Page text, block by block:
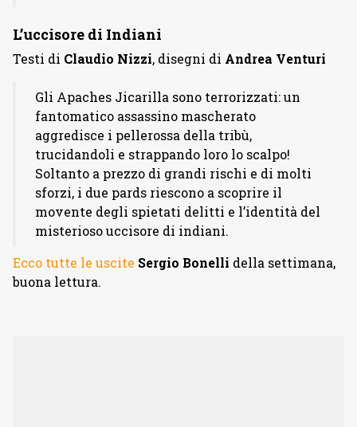
L’uccisore di Indiani
Testi di Claudio Nizzi, disegni di Andrea Venturi
Gli Apaches Jicarilla sono terrorizzati: un
fantomatico assassino mascherato
aggredisce i pellerossa della tribù,
trucidandoli e strappando loro lo scalpo!
Soltanto a prezzo di grandi rischi e di molti
sforzi, i due pards riescono a scoprire il
movente degli spietati delitti e l’identità del
misterioso uccisore di indiani.
Ecco tutte le uscite Sergio Bonelli della settimana,
buona lettura.